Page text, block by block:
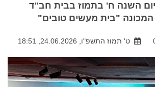
השנה ח' בתמוז בבית חב"ד
המכונה "בית מעשים טובים"
ט' תמוז התשפ"ו, 24.06.2026, 18:51